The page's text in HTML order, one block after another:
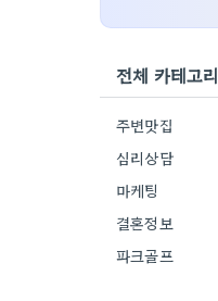
전체 카테고리
주변맛집
심리상담
마케팅
결혼정보
파크골프